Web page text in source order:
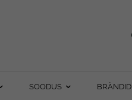
SOODUS BRÄNDID